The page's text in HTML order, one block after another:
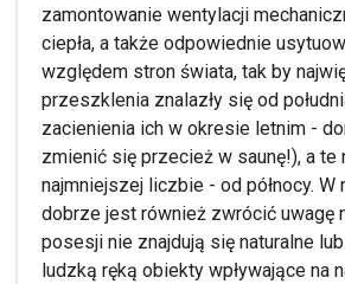
zamontowanie wentylacji
ciepła, a także odpowiednie
względem stron świata, tak by
przeszklenia znalazły się od
zacienienia ich w okresie letnim -
zmienić się przecież w saunę!), a te
najmniejszej liczbie - od północy.
dobrze jest również zwrócić uwagę
posesji nie znajdują się naturalne
ludzką ręką obiekty wpływające na